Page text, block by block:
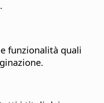
funzionalità quali